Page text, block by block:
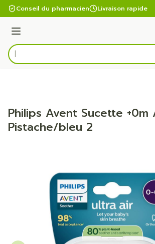
Aller au contenu
Conseil du pharmacien Livraison rapide
Menu
Rechercher
Philips Avent Sucette +0m
Pistache/bleu 2